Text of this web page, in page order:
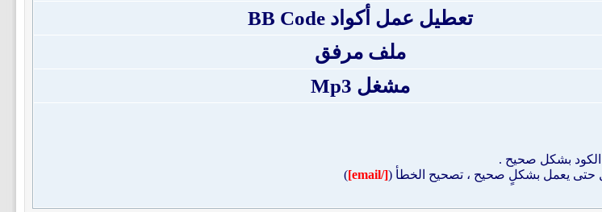
تعطيل عمل أكواد BB Code
ملف مرفق
مشغل Mp3
الكود بشكل صحيح .
حتى يعمل بشكلٍ صحيح ، تصحيح الخطأ ([/email]
)